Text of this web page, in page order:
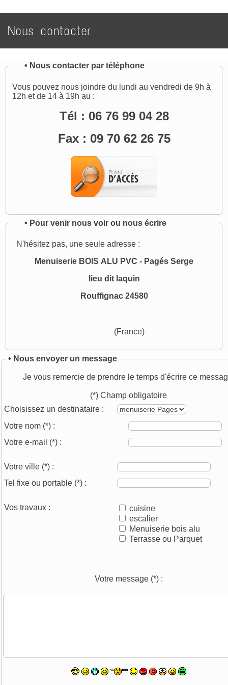
Nous contacter
• Nous contacter par téléphone
Vous pouvez nous joindre du lundi au vendredi de 9h à
12h et de 14 à 19h au :
Tél : 06 76 99 04 28
Fax : 09 70 62 26 75
• Pour venir nous voir ou nous écrire
N'hésitez pas, une seule adresse :
Menuiserie BOIS ALU PVC - Pagés Serge
lieu dit laquin
Rouffignac 24580
(France)
• Nous envoyer un message
Je vous remercie de prendre le temps d'écrire ce
(*) Champ obligatoire
Choisissez un destinataire :
Votre nom (*) :
Votre e-mail (*) :
Votre ville (*) :
Tel fixe ou portable (*) :
Vos travaux :
cuisine
escalier
Menuiserie bois alu
Terrasse ou Parquet
Votre message (*):